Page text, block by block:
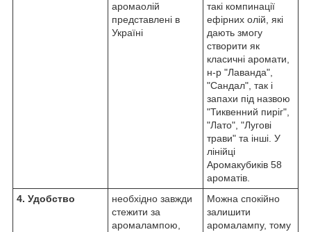
аромаолій
представлені в
Україні
такі компинації
ефірних олій, які
дають змогу
створити як
класичні аромати,
н-р "Лаванда",
"Сандал", так і
запахи під назвою
"Тиквенний пиріг",
"Лато", "Лугові
трави" та інші. У
лінійці
Аромакубиків 58
ароматів.
4. Удобство
необхідно завжди
стежити за
аромалампою,
Можна спокійно
залишити
аромалампу, тому